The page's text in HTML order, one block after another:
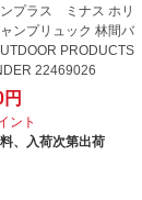
プラス ミナス ホリ
ンプリュック 林間バ
PRODUCTS
22469026
ント
、 入荷次第出荷